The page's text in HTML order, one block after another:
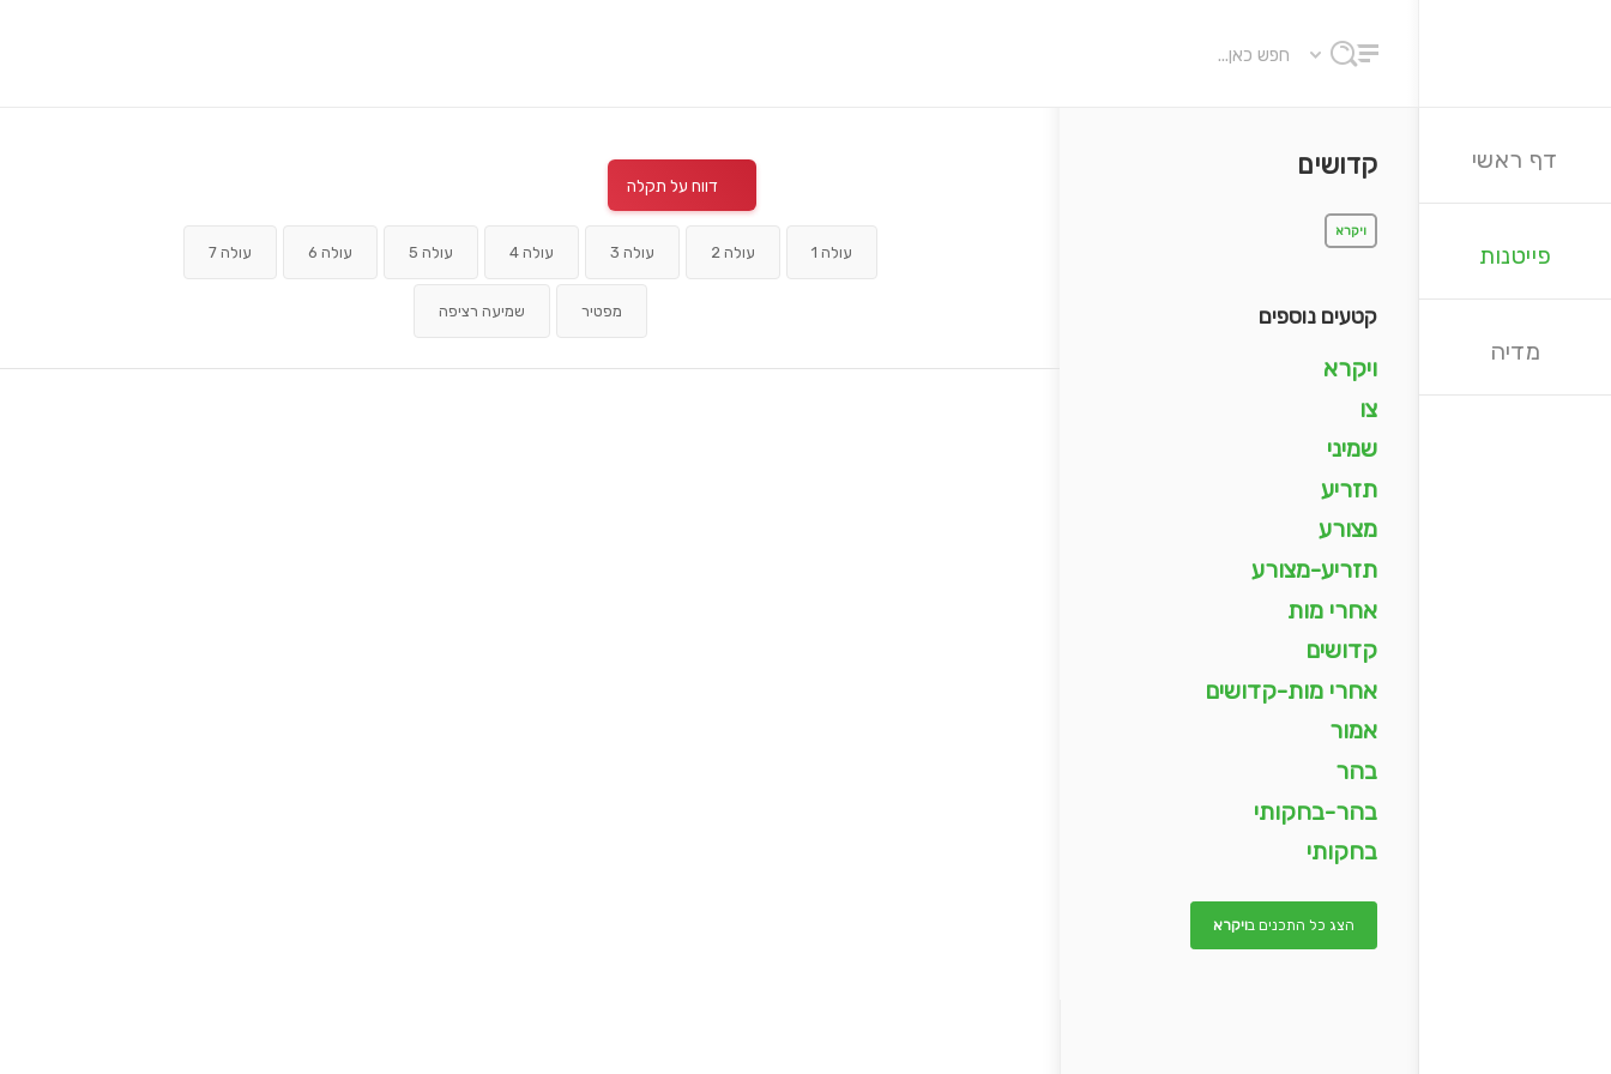
דף ראשי
פייטנות
מדיה
קדושים
ויקרא
קטעים נוספים
ויקרא
צו
שמיני
תזריע
מצורע
תזריע-מצורע
אחרי מות
קדושים
אחרי מות-קדושים
אמור
בהר
בהר-בחקותי
בחקותי
הצג כל התכנים בויקרא
דווח על תקלה
עולה 1 עולה 2 עולה 3 עולה 4 עולה 5 עולה 6 עולה 7
מפטיר שמיעה רציפה